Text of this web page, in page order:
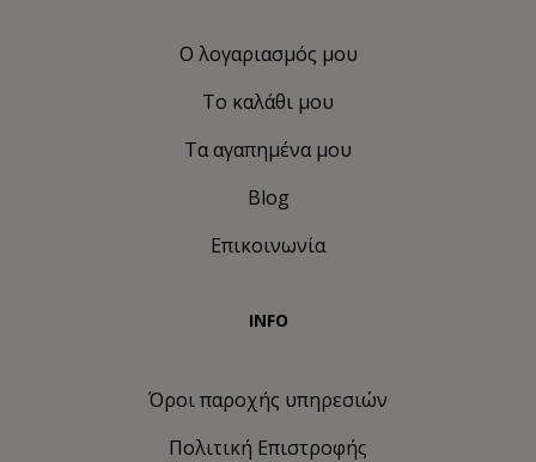
Ο λογαριασμός μου
Το καλάθι μου
Τα αγαπημένα μου
Blog
Επικοινωνία
INFO
Όροι παροχής υπηρεσιών
Πολιτική Eπιστροφής